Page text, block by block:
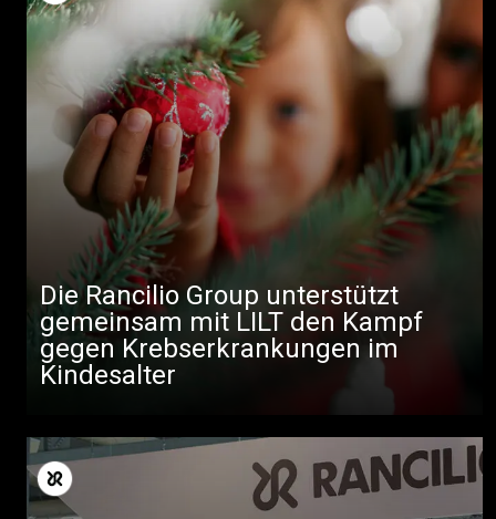
Die Rancilio Group unterstützt
gemeinsam mit LILT den Kampf
gegen Krebserkrankungen im
Kindesalter